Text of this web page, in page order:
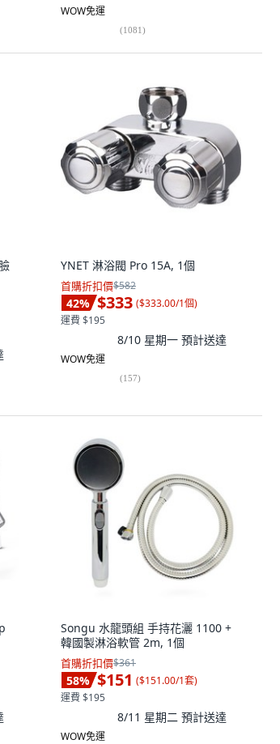
WOW免運
(1081)
YNET 淋浴閥 Pro 15A, 1個
首購折扣價$582
42% $333 ($333.00/1個)
運費 $195
8/10 星期一 預計送達
WOW免運
(157)
Songu 水龍頭組 手持花灑 1100 +
韓國製淋浴軟管 2m, 1個
首購折扣價$361
58% $151 ($151.00/1套)
運費 $195
8/11 星期二 預計送達
WOW免運